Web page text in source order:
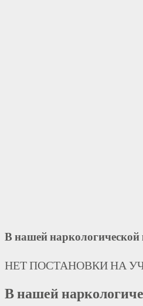
В нашей наркологической
НЕТ ПОСТАНОВКИ НА
В нашей